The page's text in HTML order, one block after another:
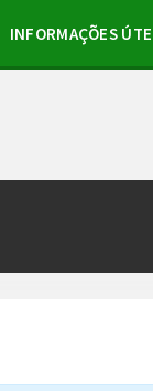
INFORMAÇÕES